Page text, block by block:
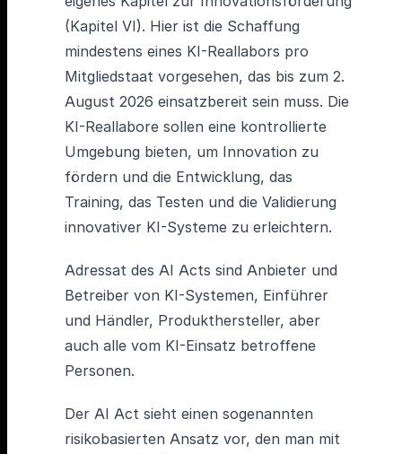
(Kapitel VI). Hier ist die Schaffung
mindestens eines KI-Reallabors pro
Mitgliedstaat vorgesehen, das bis zum 2.
August 2026 einsatzbereit sein muss. Die
KI-Reallabore sollen eine kontrollierte
Umgebung bieten, um Innovation zu
fördern und die Entwicklung, das
Training, das Testen und die Validierung
innovativer KI-Systeme zu erleichtern.
Adressat des AI Acts sind Anbieter und
Betreiber von KI-Systemen, Einführer
und Händler, Produkthersteller, aber
auch alle vom KI-Einsatz betroffene
Personen.
Der AI Act sieht einen sogenannten
risikobasierten Ansatz vor, den man mit